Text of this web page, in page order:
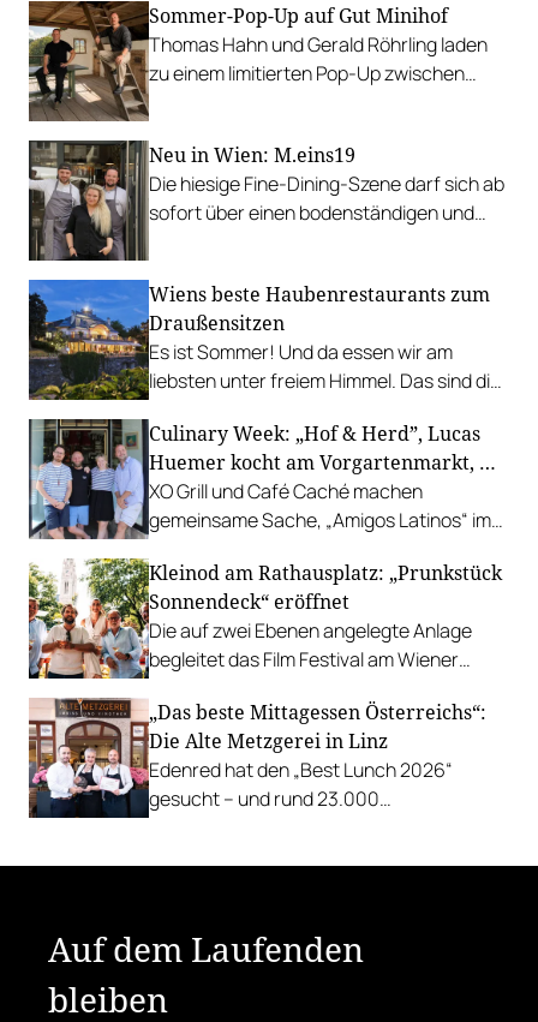
Sommer-Pop-Up auf Gut Minihof
Thomas Hahn und Gerald Röhrling laden
zu einem limitierten Pop-Up zwischen
Neu in Wien: M.eins19
Die hiesige Fine-Dining-Szene darf sich ab
sofort über einen bodenständigen und
Wiens beste Haubenrestaurants zum
Draußensitzen
Es ist Sommer! Und da essen wir am
liebsten unter freiem Himmel. Das sind die
Gastgarten.
Culinary Week: „Hof & Herd”, Lucas
Huemer kocht am Vorgartenmarkt, …
XO Grill und Café Caché machen
gemeinsame Sache, „Amigos Latinos“ im
Richard Rauch kocht in der Riederalm
u.v.m.
Kleinod am Rathausplatz: „Prunkstück
Sonnendeck“ eröffnet
Die auf zwei Ebenen angelegte Anlage
begleitet das Film Festival am Wiener
mit Cocktails, Snacks und
Veranstaltungsprogramm.
„Das beste Mittagessen Österreichs“:
Die Alte Metzgerei in Linz
Edenred hat den „Best Lunch 2026“
gesucht – und rund 23.000
Auf dem Laufenden
bleiben